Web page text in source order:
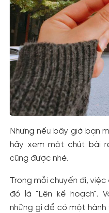
Nhưng nếu bây giờ bạn
hãy xem một chút bài
cũng được nhé.
Trong mỗi chuyến đi,
đó là "Lên kế hoạch".
những gì để có một hành